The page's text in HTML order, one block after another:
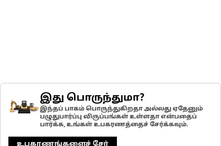
இது பொருந்துமா?
இந்தப் பாகம் பொருந்துகிறதா அல்லது ஏதேனும்
பழுதுபார்ப்பு விருப்பங்கள் உள்ளதா என்பதைப்
பார்க்க, உங்கள் உபகரணத்தைச் சேர்க்கவும்.
உபகரணங்களைச் சேர்